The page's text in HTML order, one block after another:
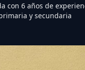
con 6 años de
y secundaria